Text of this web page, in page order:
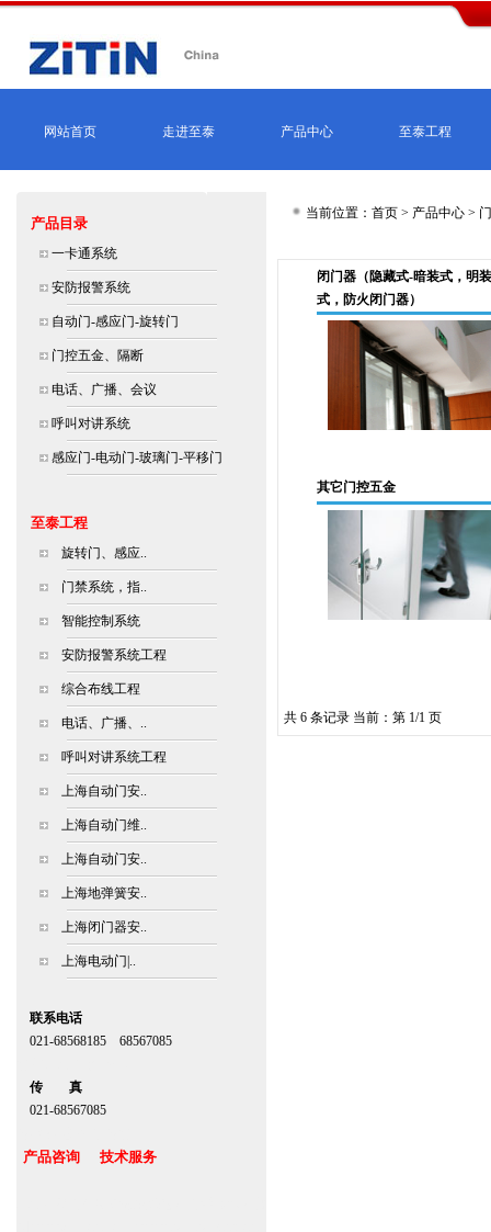
网站首页 走进至泰 产品中心 至泰工程
产品目录
一卡通系统
安防报警系统
自动门-感应门-旋转门
门控五金、隔断
电话、广播、会议
呼叫对讲系统
感应门-电动门-玻璃门-平移门
至泰工程
旋转门、感应..
门禁系统，指..
智能控制系统
安防报警系统工程
综合布线工程
电话、广播、..
呼叫对讲系统工程
上海自动门安..
上海自动门维..
上海自动门安..
上海地弹簧安..
上海闭门器安..
上海电动门|..
联系电话
021-68568185 68567085
传 真
021-68567085
产品咨询 技术服务
当前位置：首页 > 产品中心 >
闭门器（隐藏式-暗装式，明装
式，防火闭门器）
其它门控五金
共 6 条记录 当前：第 1/1 页